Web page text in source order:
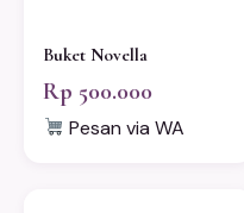
Buket Novella
Rp 500.000
Pesan via WA